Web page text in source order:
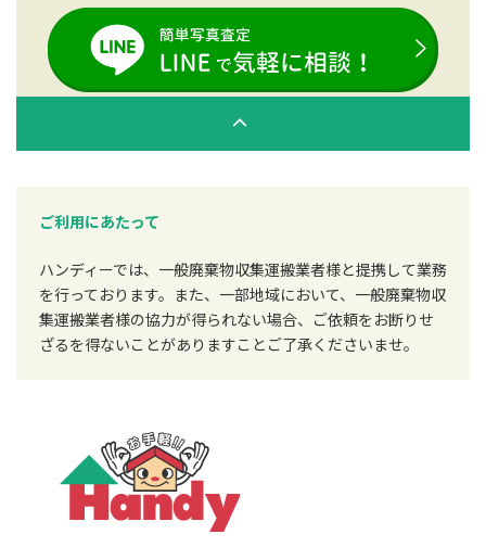
ご利用にあたって
ハンディーでは、一般廃棄物収集運搬業者様と提携して業務
を行っております。また、一部地域において、一般廃棄物収
集運搬業者様の協力が得られない場合、ご依頼をお断りせ
ざるを得ないことがありますことご了承くださいませ。